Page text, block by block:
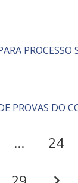
PROCESSO
PROVAS DO
… 24